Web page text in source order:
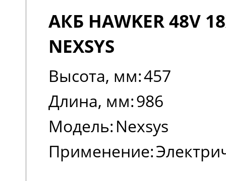
АКБ HAWKER 48V
NEXSYS
Высота, мм:457
Длина, мм:986
Модель: Nexsys
Применение: